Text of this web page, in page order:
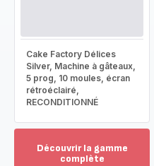
Cake Factory Délices
Silver, Machine à gâteaux,
5 prog, 10 moules, écran
rétroéclairé,
RECONDITIONNÉ
Découvrir la gamme
complète